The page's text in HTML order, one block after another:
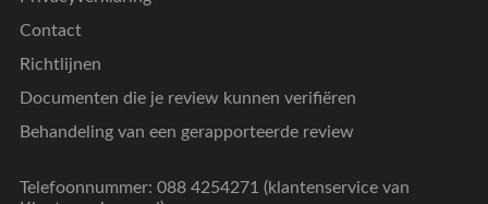
Contact
Richtlijnen
Documenten die je review kunnen verifiëren
Behandeling van een gerapporteerde review
Telefoonnummer: 088 4254271 (klantenservice van